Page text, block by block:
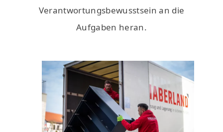
Verantwortungsbewusstsein an die
Aufgaben heran.